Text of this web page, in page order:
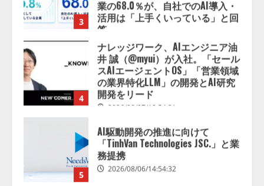
2026/08/07/13:53:50
4
ナレッジワーク、AIエンジニア油
井 誠（@myui）が入社。「セール
スAIエージェントOS」「営業領域
の業界特化LLM」の開発とAI研究
開発をリード
2026/08/07/10:54:31
5
AI駆動開発の推進に向けて
「TinhVan Technologies JSC.」と業
2026/08/06/14:54:32
【開催報告】次世代AIプラットフ